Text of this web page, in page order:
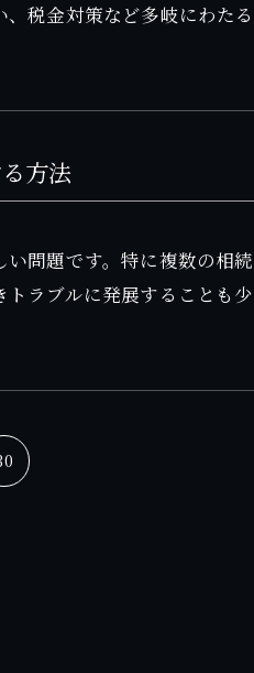
税金対策など多岐にわた
方法
問題です。特に複数の相
ラブルに発展することも